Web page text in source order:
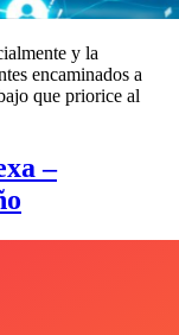
y la
encaminados a
que priorice al
–